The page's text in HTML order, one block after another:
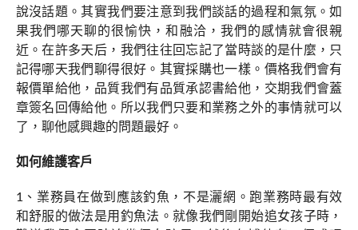
說沒話題。其實我們要注意到我們談話的過程和氣氛。如
果我們哪天聊的很愉快，和融洽，我們的感情就會很親
近。在許多天后，我們往往回忘記了當時談的是什麼，只
記得哪天我們聊得很好。其實採購也一樣。價格我們會有
報價單給他，品質我們有品質承認書給他，交期我們會蓋
章簽名回傳給他。所以我們只要和業務之外的事情就可以
了，聊他感興趣的問題最好。
如何維護客戶
1、業務員在做到應該釣魚，不是灑網。跑業務時最有效
和舒服的做法是用釣魚法。就像我們剛開始追女孩子時，